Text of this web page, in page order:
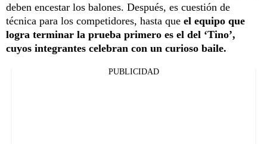
deben encestar los balones. Después, es cuestión de
técnica para los competidores, hasta que el equipo que
logra terminar la prueba primero es el del ‘Tino’,
cuyos integrantes celebran con un curioso baile.
PUBLICIDAD